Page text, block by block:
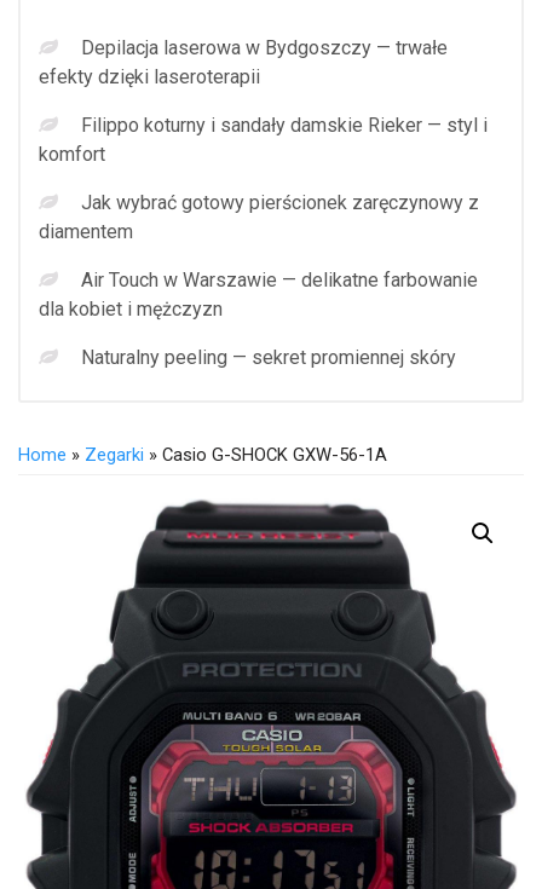
Depilacja laserowa w Bydgoszczy — trwałe
efekty dzięki laseroterapii
Filippo koturny i sandały damskie Rieker — styl i
komfort
Jak wybrać gotowy pierścionek zaręczynowy z
diamentem
Air Touch w Warszawie — delikatne farbowanie
dla kobiet i mężczyzn
Naturalny peeling — sekret promiennej skóry
Home » Zegarki » Casio G-SHOCK GXW-56-1A